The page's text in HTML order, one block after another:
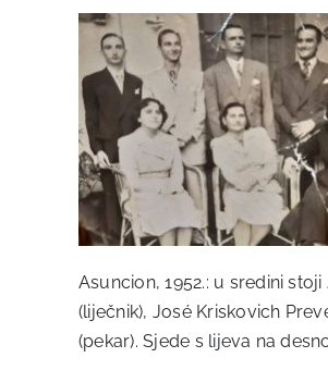
Asuncion, 1952.: u sredini
(liječnik), José Kriskovich
(pekar). Sjede s lijeva na